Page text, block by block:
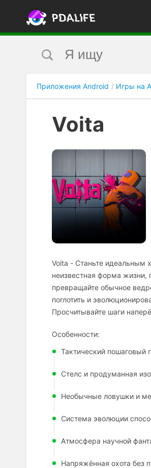
Приложения Android Игры на
Voita
Voita - Станьте идеальным
неизвестная форма жизни,
превращайте обычное
поглотить и
Просчитывайте шаги
Особенности:
Тактический пошаговый
Стелс и продуманная
Необычные ловушки и
Система эволюции
Атмосфера научной
Напряжённая охота без